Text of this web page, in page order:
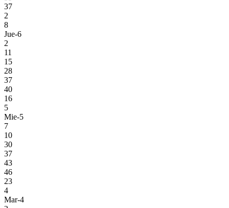
37
2
8
Jue-6
2
11
15
28
37
40
16
5
Mie-5
7
10
30
37
43
46
23
4
Mar-4